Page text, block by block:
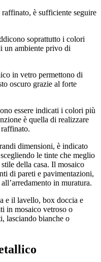
è sufficiente seguire
soprattutto i colori
un ambiente privo di
in vetro permettono di
oscuro grazie al forte
essere indicati i colori più
è quella di realizzare
dimensioni, è indicato
le tinte che meglio
della casa. Il mosaico
di pareti e pavimentazioni,
in muratura.
e il lavello, box doccia e
in mosaico vetroso o
lasciando bianche o